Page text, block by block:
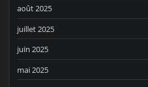
août 2025
juillet 2025
juin 2025
mai 2025